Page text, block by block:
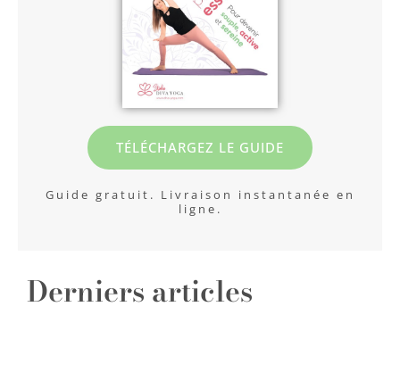
TÉLÉCHARGEZ LE GUIDE
Guide gratuit. Livraison instantanée en
ligne.
Derniers articles